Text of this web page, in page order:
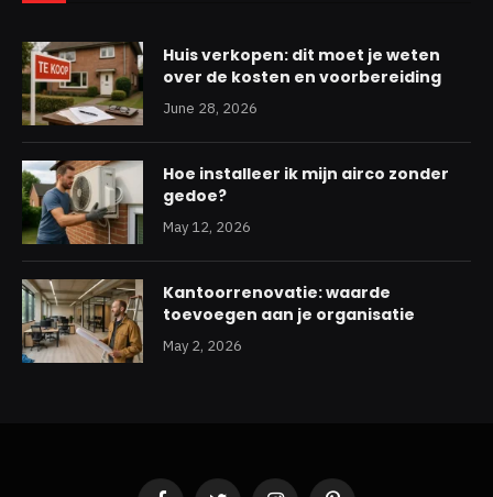
Huis verkopen: dit moet je weten
over de kosten en voorbereiding
June 28, 2026
Hoe installeer ik mijn airco zonder
gedoe?
May 12, 2026
Kantoorrenovatie: waarde
toevoegen aan je organisatie
May 2, 2026